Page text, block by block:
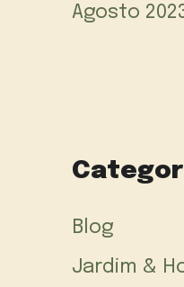
Agosto
Blog
Jardim &